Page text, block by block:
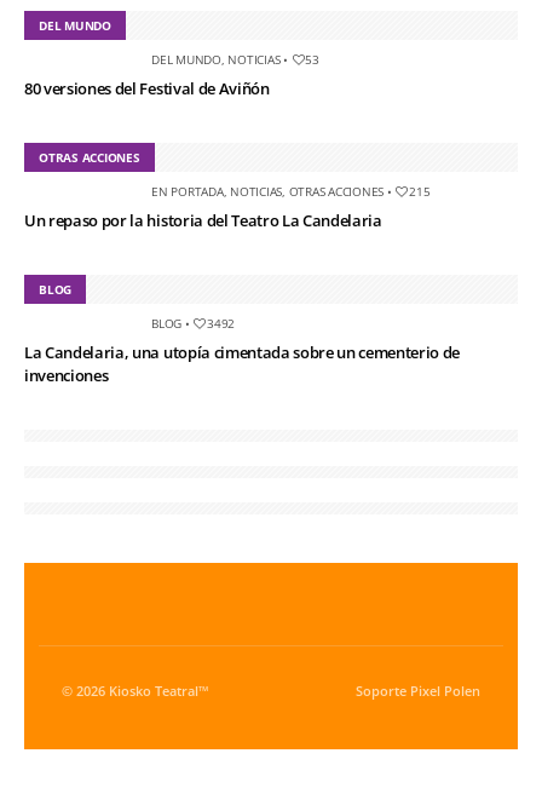
DEL MUNDO
DEL MUNDO, NOTICIAS• 53
80 versiones del Festival de Aviñón
OTRAS ACCIONES
EN PORTADA, NOTICIAS OTRAS ACCIONES • 215
Un repaso por la historia del Teatro La Candelaria
BLOG
BLOG • 3492
La Candelaria, una utopía cimentada sobre un cementerio de
invenciones
© 2026 Kiosko Teatral™ Soporte Pixel Polen